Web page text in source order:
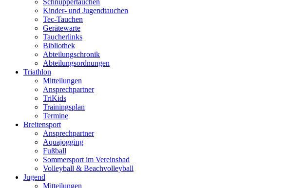
Kinder- und Jugendtauchen
Tec-Tauchen
Gerätewarte
Taucherlinks
Bibliothek
Abteilungschronik
Abteilungsordnungen
Triathlon
Mitteilungen
Ansprechpartner
TriKids
Trainingsplan
Termine
Breitensport
Ansprechpartner
Aquajogging
Fußball
Sommersport im Vereinsbad
Volleyball & Beachvolleyball
Jugend
Mitteilungen